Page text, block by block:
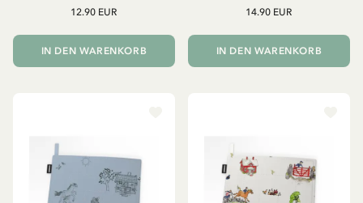
12.90 EUR
IN DEN WARENKORB
14.90 EUR
IN DEN WARENKORB